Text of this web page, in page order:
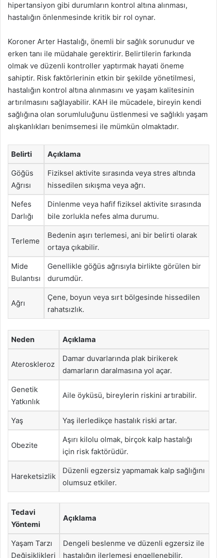
hipertansiyon gibi durumların kontrol altına alınması,
hastalığın önlenmesinde kritik bir rol oynar.
Koroner Arter Hastalığı, önemli bir sağlık sorunudur ve
erken tanı ile müdahale gerektirir. Belirtilerin farkında
olmak ve düzenli kontroller yaptırmak hayati öneme
sahiptir. Risk faktörlerinin etkin bir şekilde yönetilmesi,
hastalığın kontrol altına alınmasını ve yaşam kalitesinin
artırılmasını sağlayabilir. KAH ile mücadele, bireyin kendi
sağlığına olan sorumluluğunu üstlenmesi ve sağlıklı yaşam
alışkanlıkları benimsemesi ile mümkün olmaktadır.
Belirti Açıklama
Göğüs
Ağrısı
Fiziksel aktivite sırasında veya stres altında
hissedilen sıkışma veya ağrı.
Nefes
Darlığı
Dinlenme veya hafif fiziksel aktivite sırasında
bile zorlukla nefes alma durumu.
Terleme
Bedenin aşırı terlemesi, ani bir belirti olarak
ortaya çıkabilir.
Mide
Bulantısı
Genellikle göğüs ağrısıyla birlikte görülen bir
durumdür.
Ağrı
Çene, boyun veya sırt bölgesinde hissedilen
rahatsızlık.
Neden Açıklama
Ateroskleroz
Damar duvarlarında plak birikerek
damarların daralmasına yol açar.
Genetik
Yatkınlık
Aile öyküsü, bireylerin riskini artırabilir.
Yaş Yaş ilerledikçe hastalık riski artar.
Obezite
Aşırı kilolu olmak, birçok kalp hastalığı
için risk faktörüdür.
Hareketsizlik
Düzenli egzersiz yapmamak kalp sağlığını
olumsuz etkiler.
Tedavi
Yöntemi
Açıklama
Yaşam Tarzı
Değişiklikleri
Dengeli beslenme ve düzenli egzersiz ile
hastalığın ilerlemesi engellenebilir.